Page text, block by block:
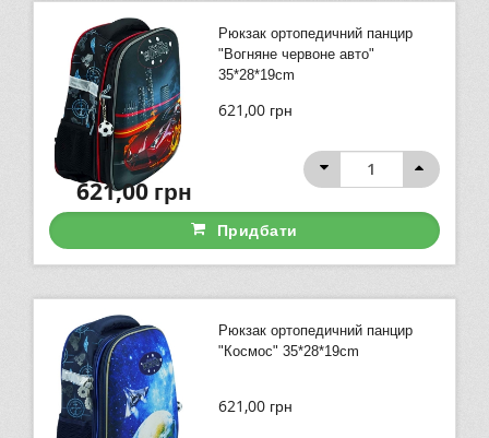
Рюкзак ортопедичний панцир
"Вогняне червоне авто"
35*28*19cm
621,00 грн
621,00грн
Придбати
Рюкзак ортопедичний панцир
"Космос" 35*28*19cm
621,00 грн